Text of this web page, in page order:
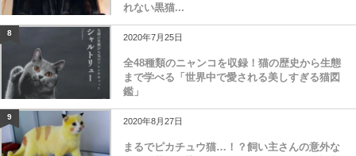
れない黒猫...
8 2020年7月25日
全48種類のニャンコを収録！猫の歴史から生態
まで学べる「世界中で愛される美しすぎる猫図
鑑」
9 2020年8月27日
まるでピカチュウ猫…！？飼い主さんの意外な